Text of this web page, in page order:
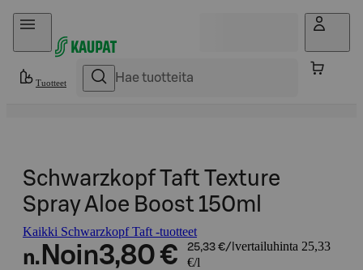
Hyppää sisältöön
Tuotteet
Schwarzkopf Taft Texture
Spray Aloe Boost 150ml
Kaikki Schwarzkopf Taft -tuotteet
n. Noin3,80 € 25,33 €/l vertailuhinta 25,33
€/l